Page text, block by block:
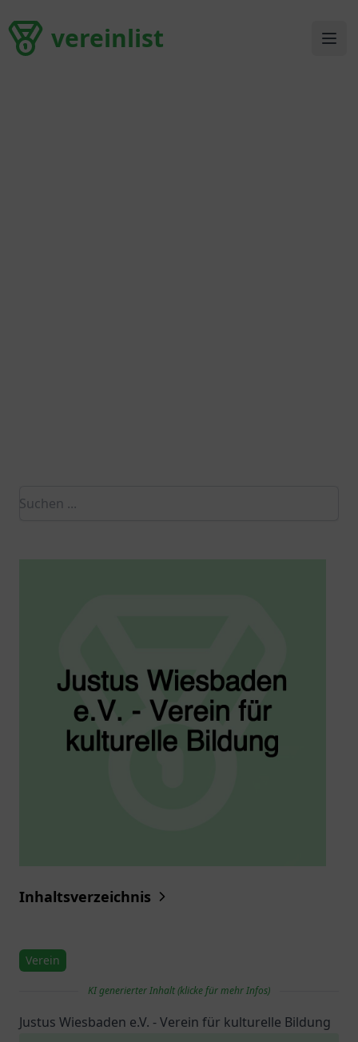
vereinlistvereinlist
Inhaltsverzeichnis
Verein
KI generierter Inhalt (klicke für mehr Infos)
Justus Wiesbaden e.V. - Verein für kulturelle Bildung